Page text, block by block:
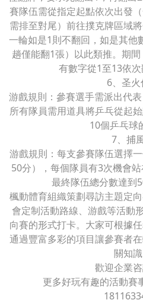
賽隊伍需從指定起點依次出發
需排至對尾）前往撲克牌區域
一輪如是1則不翻回，如是其他
趟僅能翻1張）以此類推。期
有數字從1至13依次
6、圣火
游戲規則：參賽選手需派出代
所有隊員需用道具將乒乓從起
10個乒乓球
7、捕
游戲規則：每支參賽隊伍選擇
50分），每個隊員有3次機會
最終隊伍總分數達到
楓動體育組織策劃尋訪主題定
會定制活動路線、游戲等活動
向賽的形式打卡。大家可根據
通過豐富多彩的項目讓參賽者
關知識
歡迎企業
更多好玩有趣的活動賽